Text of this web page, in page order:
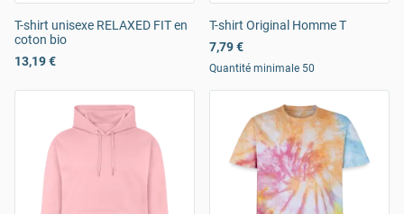
T-shirt unisexe RELAXED FIT en
coton bio
13,19 €
T-shirt Original Homme T
7,79 €
Quantité minimale 50